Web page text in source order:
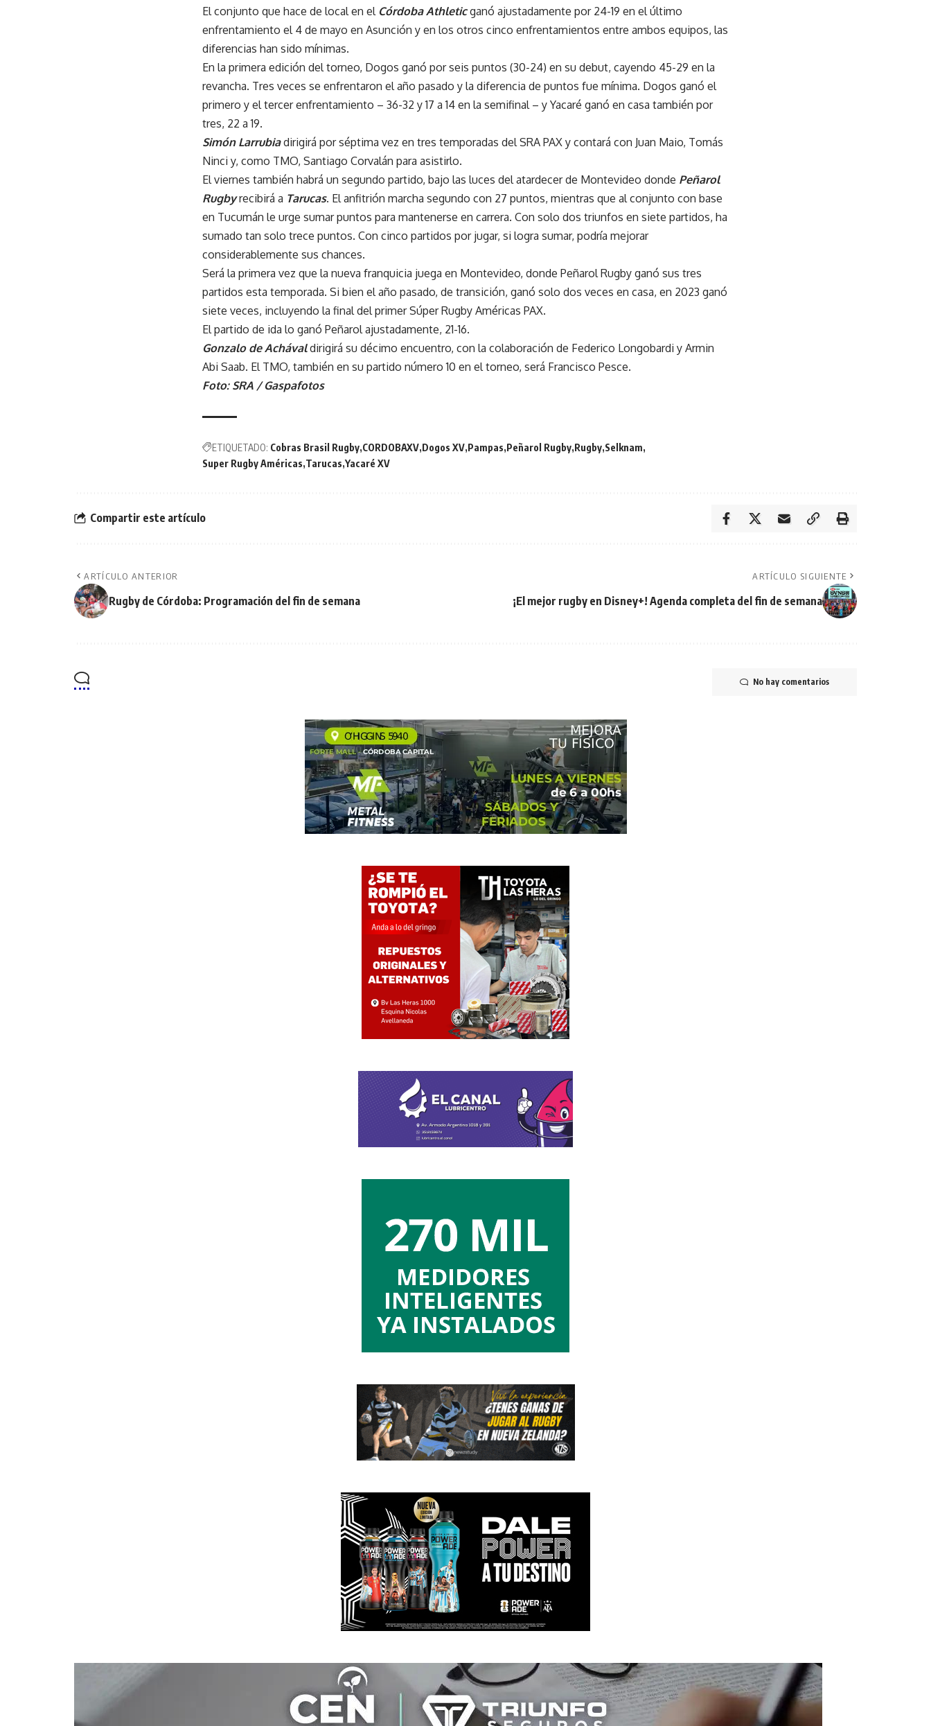
El conjunto que hace de local en el Córdoba Athleticganó ajustadamente por 24-19 en el último
enfrentamiento el 4 de mayo en Asunción y en los otros cinco enfrentamientos entre ambos equipos, las
diferencias han sido mínimas.
En la primera edición del torneo, Dogos ganó por seis puntos (30-24) en su debut, cayendo 45-29 en la
revancha. Tres veces se enfrentaron el año pasado y la diferencia de puntos fue mínima. Dogos ganó el
primero y el tercer enfrentamiento – 36-32 y 17 a 14 en la semifinal – y Yacaré ganó en casa también por
tres, 22 a 19.
Simón Larrubia dirigirá por séptima vez en tres temporadas del SRA PAX y contará con Juan Maio, Tomás
Ninci y, como TMO, Santiago Corvalán para asistirlo.
El viernes también habrá un segundo partido, bajo las luces del atardecer de Montevideo donde Peñarol
Rugbyrecibirá a Tarucas. El anfitrión marcha segundo con 27 puntos, mientras que al conjunto con base
en Tucumán le urge sumar puntos para mantenerse en carrera. Con solo dos triunfos en siete partidos, ha
sumado tan solo trece puntos. Con cinco partidos por jugar, si logra sumar, podría mejorar
considerablemente sus chances.
Será la primera vez que la nueva franquicia juega en Montevideo, donde Peñarol Rugby ganó sus tres
partidos esta temporada. Si bien el año pasado, de transición, ganó solo dos veces en casa, en 2023 ganó
siete veces, incluyendo la final del primer Súper Rugby Américas PAX.
El partido de ida lo ganó Peñarol ajustadamente, 21-16.
Gonzalo de Achávaldirigirá su décimo encuentro, con la colaboración de Federico Longobardi y Armin
Abi Saab. El TMO, también en su partido número 10 en el torneo, será Francisco Pesce.
Foto: SRA / Gaspafotos
ETIQUETADO: Cobras Brasil Rugby CORDOBAXV Dogos XV Pampas Peñarol Rugby Rugby Selknam
Super Rugby Américas Tarucas Yacaré XV
Compartir este artículo
ARTÍCULO ANTERIOR
Rugby de Córdoba: Programación del fin de semana
ARTÍCULO SIGUIENTE
¡El mejor rugby en Disney+! Agenda completa del fin de semana
No hay comentarios